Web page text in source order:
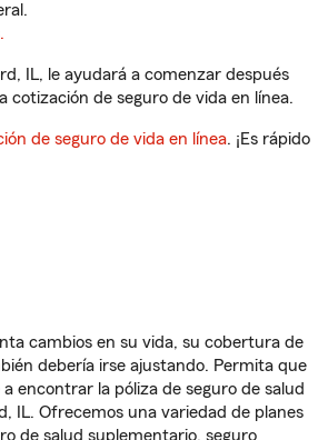
IL, le ayudará a comenzar después
cotización de seguro de vida en línea.
de seguro de vida en línea. ¡Es rápido
cambios en su vida, su cobertura de
debería irse ajustando. Permita que
encontrar la póliza de seguro de salud
IL. Ofrecemos una variedad de planes
de salud suplementario, seguro